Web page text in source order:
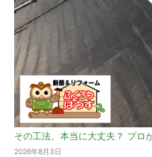
その工法、本当に大丈夫？ プロ
2026年8月3日